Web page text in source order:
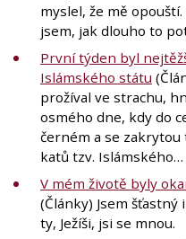
myslel, že mě
jsem, jak dlouho to
První týden byl
Islámského státu
prožíval ve strachu,
osmého dne, kdy do
černém a se zakrytou
katů tzv. Islámského…
V mém životě byly
(Články) Jsem
ty, Ježíši, jsi se mnou.